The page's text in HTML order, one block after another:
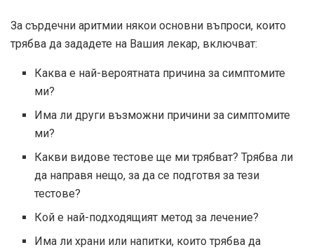
За сърдечни аритмии някои основни въпроси, които
трябва да зададете на Вашия лекар, включват:
Каква е най-вероятната причина за симптомите
ми?
Има ли други възможни причини за симптомите
ми?
Какви видове тестове ще ми трябват? Трябва ли
да направя нещо, за да се подготвя за тези
тестове?
Кой е най-подходящият метод за лечение?
Има ли храни или напитки, които трябва да